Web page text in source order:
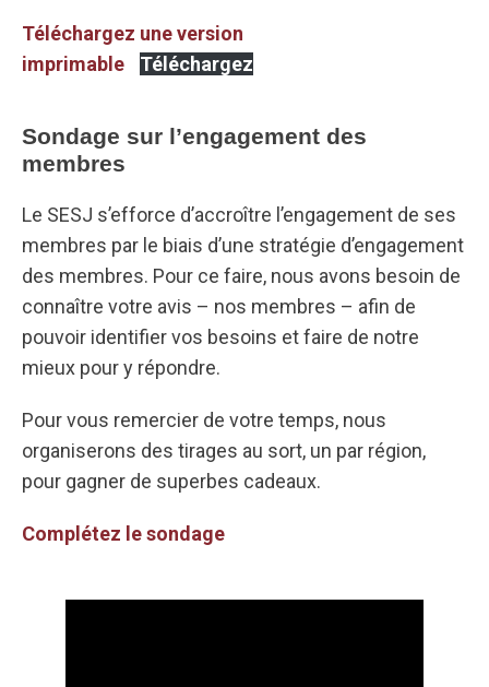
Téléchargez une version
imprimable
Téléchargez
Sondage sur l’engagement des
membres
Le SESJ s’efforce d’accroître l’engagement de ses
membres par le biais d’une stratégie d’engagement
des membres. Pour ce faire, nous avons besoin de
connaître votre avis – nos membres – afin de
pouvoir identifier vos besoins et faire de notre
mieux pour y répondre.
Pour vous remercier de votre temps, nous
organiserons des tirages au sort, un par région,
pour gagner de superbes cadeaux.
Complétez le sondage